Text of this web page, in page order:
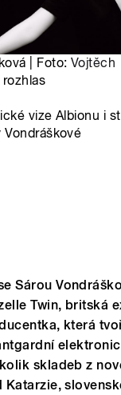
| Foto: Vojtěch
rozhlas
vize Albionu i
Vondráškové
Sárou
Twin, britská
která
skladeb z
Katarzie,